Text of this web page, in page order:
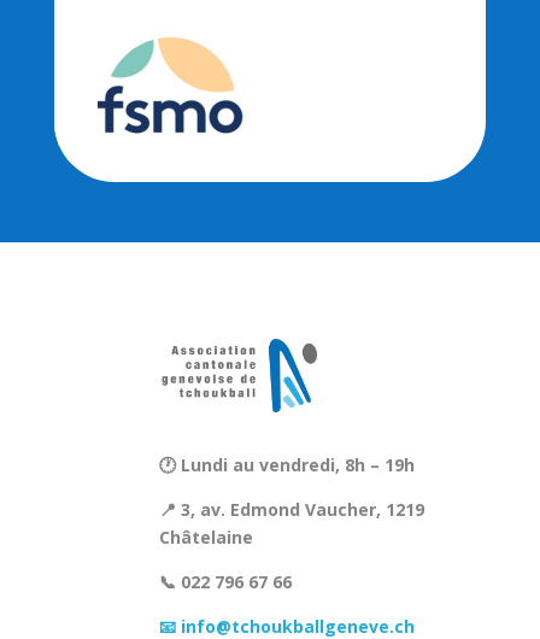
🕐 Lundi au vendredi, 8h – 19h
📍 3, av. Edmond Vaucher, 1219
Châtelaine
📞 022 796 67 66
📧 info@tchoukballgeneve.ch